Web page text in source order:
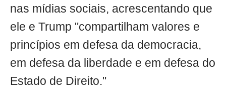
nas mídias sociais, acrescentando que
ele e Trump "compartilham valores e
princípios em defesa da democracia,
em defesa da liberdade e em defesa do
Estado de Direito."